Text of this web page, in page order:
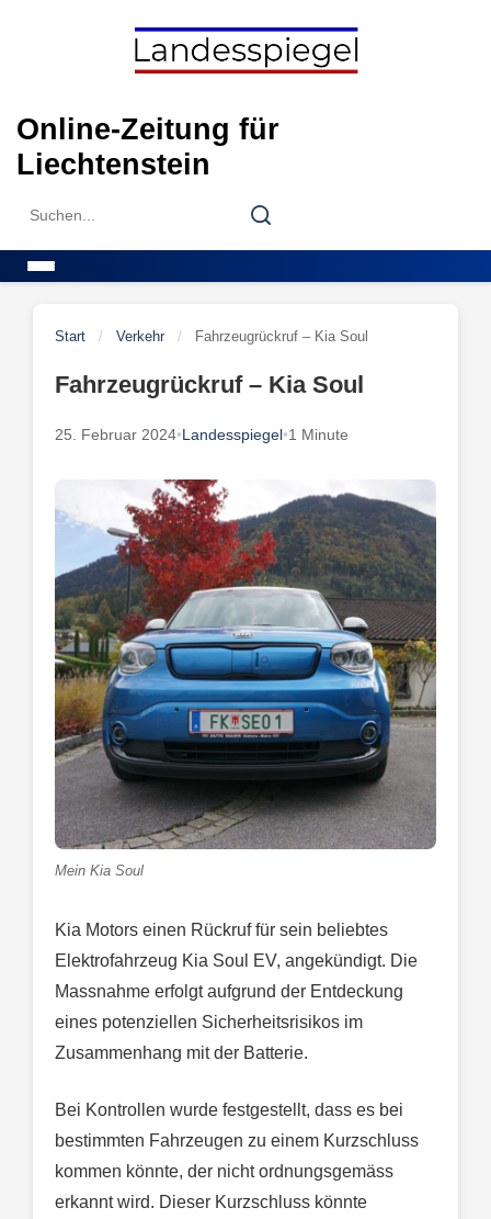
Online-Zeitung für
Liechtenstein
Search
Search
Start / Verkehr / Fahrzeugrückruf – Kia Soul
Fahrzeugrückruf – Kia Soul
25. Februar 2024•Landesspiegel•1 Minute
Mein Kia Soul
Kia Motors einen Rückruf für sein beliebtes
Elektrofahrzeug Kia Soul EV, angekündigt. Die
Massnahme erfolgt aufgrund der Entdeckung
eines potenziellen Sicherheitsrisikos im
Zusammenhang mit der Batterie.
Bei Kontrollen wurde festgestellt, dass es bei
bestimmten Fahrzeugen zu einem Kurzschluss
kommen könnte, der nicht ordnungsgemäss
erkannt wird. Dieser Kurzschluss könnte